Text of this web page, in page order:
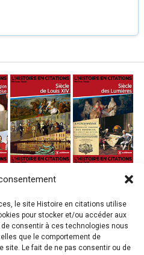
le site Histoire en citations utilise
pour stocker et/ou accéder aux
consentir à ces technologies nous
que le comportement de
site. Le fait de ne pas consentir ou de